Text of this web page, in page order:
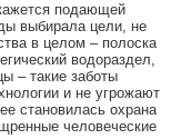
подающей
выбирала цели, не
в целом – полоска
водораздел,
– такие заботы
и не угрожают
становилась охрана
человеческие